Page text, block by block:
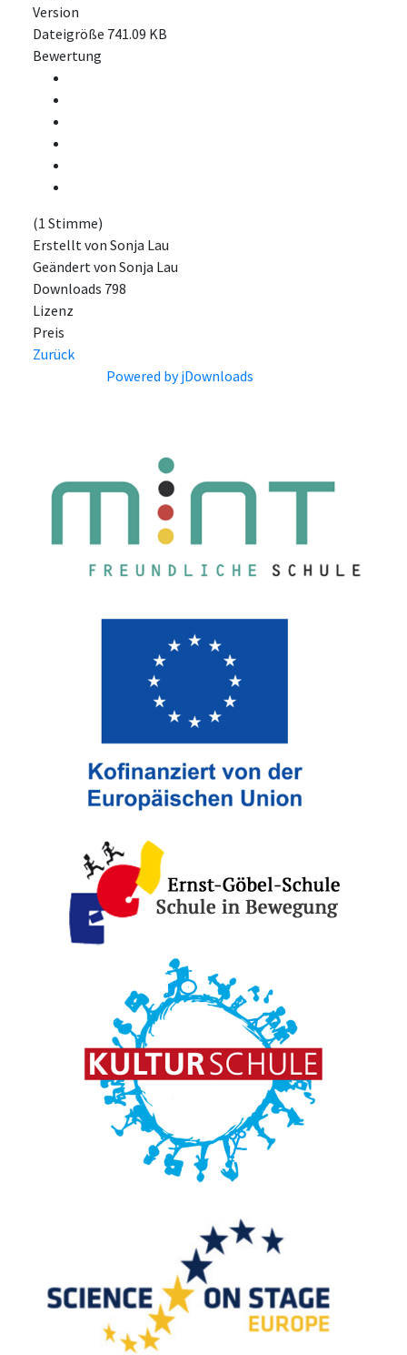
Version
Dateigröße 741.09 KB
Bewertung
(1 Stimme)
Erstellt von Sonja Lau
Geändert von Sonja Lau
Downloads 798
Lizenz
Preis
Zurück
Powered by jDownloads